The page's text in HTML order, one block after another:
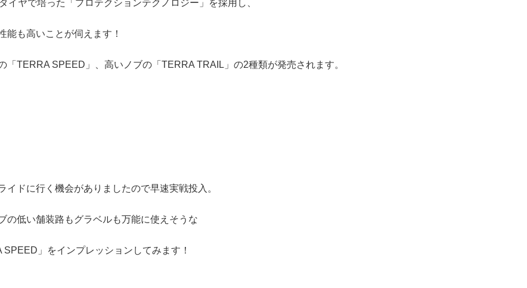
イヤで培った「プロテクションテクノロジー」を採用し、
能も高いことが伺えます！
「TERRA SPEED」、高いノブの「TERRA TRAIL」の2種類が発売されます。
イドに行く機会がありましたので早速実戦投入。
の低い舗装路もグラベルも万能に使えそうな
SPEED」をインプレッションしてみます！